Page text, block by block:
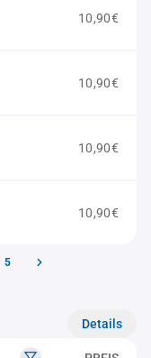
10,90€
10,90€
10,90€
10,90€
5
Details